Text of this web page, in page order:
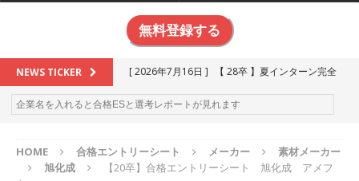
無料登録する
NEWS TICKER [ 2026年7月16日 ]
【 28卒 】夏インターン完全
攻略セミナー ｜ 予約フォーム
お勧めイベン
[ 2026年6月13日 ] ≪ 27卒 ≫アスキヤリ個人相
HOME 合格エントリーシート メーカー
素材メーカー
旭化成
【20卒】合格エントリーシート 旭化成 アメフ